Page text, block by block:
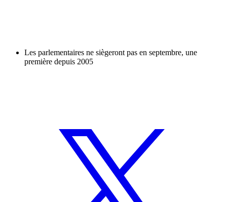
Les parlementaires ne siègeront pas en septembre, une
première depuis 2005